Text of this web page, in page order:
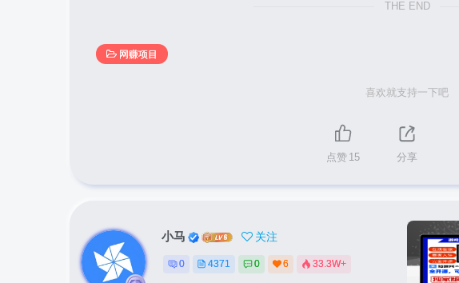
THE END
网赚项目
喜欢就支持一下吧
点赞 15 分享
小马 关注
0 4371 0 6 33.3W+